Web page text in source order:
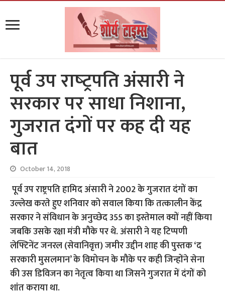
पूर्व उप राष्‍ट्रपति अंसारी ने
सरकार पर साधा निशाना,
गुजरात दंगों पर कह दी यह
बात
October 14, 2018
पूर्व उप राष्ट्रपति हामिद अंसारी ने 2002 के गुजरात दंगों का
उल्लेख करते हुए शनिवार को सवाल किया कि तत्कालीन केंद्र
सरकार ने संविधान के अनुच्छेद 355 का इस्तेमाल क्यों नहीं किया
जबकि उसके रक्षा मंत्री मौके पर थे. अंसारी ने यह टिप्पणी
लेफ्टिनेंट जनरल (सेवानिवृत्त) जमीर उद्दीन शाह की पुस्तक ‘द
सरकारी मुसलमान’ के विमोचन के मौके पर कही जिन्होंने सेना
की उस डिविजन का नेतृत्व किया था जिसने गुजरात में दंगों को
शांत कराया था.